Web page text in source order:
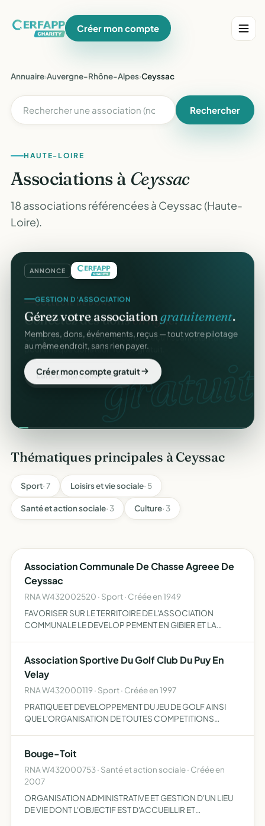
Créer mon compte
Annuaire›Auvergne-Rhône-Alpes›Ceyssac
Rechercher
HAUTE-LOIRE
Associations à Ceyssac
18 associations référencées à Ceyssac (Haute-
Loire).
ANNONCE
gratuit.
GESTION D'ASSOCIATION
Gérez votre associationgratuitement.
Membres, dons, événements, reçus — tout votre pilotage
au même endroit, sans rien payer.
Créer mon compte gratuit
Thématiques principales à Ceyssac
Sport· 7 Loisirs et vie sociale· 5
Santé et action sociale· 3 Culture· 3
Association Communale De Chasse Agreee De
Ceyssac
RNA W432002520 · Sport · Créée en 1949
FAVORISER SUR LE TERRITOIRE DE L'ASSOCIATION
COMMUNALE LE DEVELOP PEMENT EN GIBIER ET LA
SES MEMBRES DANS LE RESPECT DES PROPRIET…
Association Sportive Du Golf Club Du Puy En
Velay
RNA W432000119 · Sport · Créée en 1997
PRATIQUE ET DEVELOPPEMENT DU JEU DE GOLF AINSI
QUE L'ORGANISATION DE TOUTES COMPETITIONS
Bouge-Toit
RNA W432000753 · Santé et action sociale · Créée en
2007
ORGANISATION ADMINISTRATIVE ET GESTION D'UN LIEU
DE VIE DONT L'OBJECTIF EST D'ACCUEILLIR ET